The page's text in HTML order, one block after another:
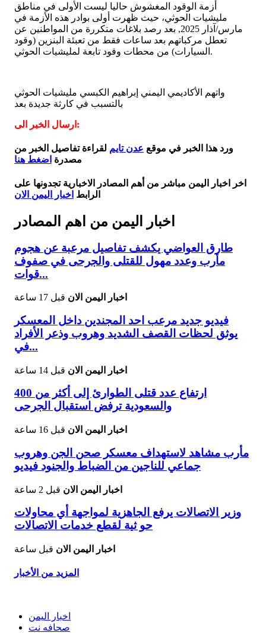
أزمة الوقود المغشوش حاليا ليست الأولى في مناطق
مليشيات الحوثي، حيث ظهرت أولى بوادر هذه الأزمة في
مارس/آذار 2025, بعد رصد بلاغات متكررة من المواطنين عن
تعطل مركباتهم بعد ساعات فقط من تعبئة البنزين (وقود
السيارات) من محطات وقود تابعة لمليشيات الحوثي.
واتهم الأكاديمي اليمني إبراهيم الكبسي مليشيات الحوثي
بالتسبب في كارثة جديدة بعد
ارسال الخبر الى:
ورد هذا الخبر في موقع عدن تايم لقراءة تفاصيل الخبر من
مصدرة اضغط هنا
اخر اخبار اليمن مباشر من أهم المصادر الاخبارية تجدونها على
الرابط اخبار اليمن الان
اخبار اليمن من اهم المصادر
طارق العواضي يكشف تفاصيل مرعبة عن هجوم
مأرب وعدد مهول للقتلى والجرحى في صفوف
قوات...
اخبار اليمن الان قبل 17 ساعة
فيديو جديد مرعب احد المجندين داخل المعسكر
يوثق لحظات القصف الشديد وهروب وذعر الأفراد
في...
اخبار اليمن الان قبل 14 ساعة
ارتفاع عدد قتلى الطوارئ إلى أكثر من 400
والسعودية ترفض استقبال الجرحى
اخبار اليمن الان قبل 16 ساعة
مأرب مشاهد لاستهداف معسكر صحن الجن وهروب
جماعي للناجين من الضباط والجنود فيديو
اخبار اليمن الان قبل 2 ساعة
وزير الاتصالات يرفع الجاهزية لمواجهة أي محاولات
حو ثية لقطع خدمات الاتصالات
اخبار اليمن الان قبل ساعة
المزيد من الأخبار
اخبار اليمن
صحافه نت